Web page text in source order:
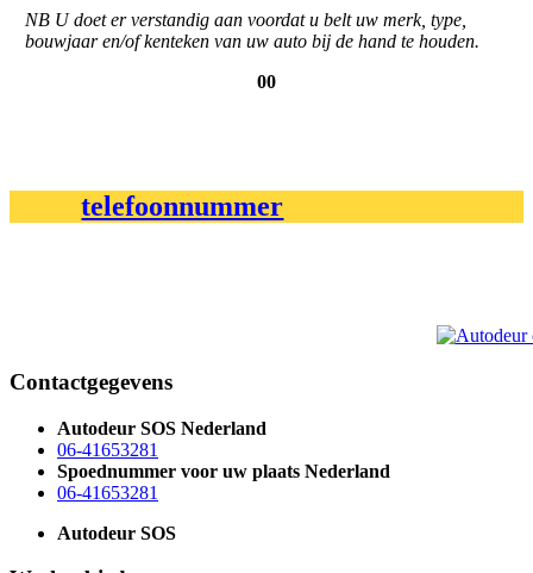
NB U doet er verstandig aan voordat u belt uw merk, type,
bouwjaar en/of kenteken van uw auto bij de hand te houden.
00
telefoonnummer
Contactgegevens
Autodeur SOS Nederland
06-41653281
Spoednummer voor uw plaats Nederland
06-41653281
Autodeur SOS